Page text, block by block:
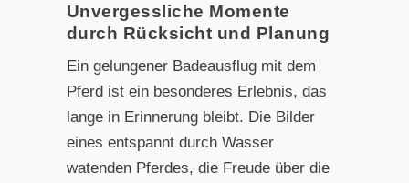
Unvergessliche Momente
durch Rücksicht und Planung
Ein gelungener Badeausflug mit dem
Pferd ist ein besonderes Erlebnis, das
lange in Erinnerung bleibt. Die Bilder
eines entspannt durch Wasser
watenden Pferdes, die Freude über die